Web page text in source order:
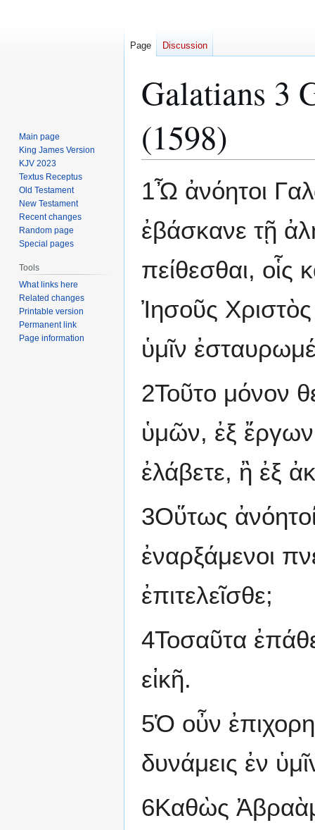
Galatians 3
(1598)
Jump
Jump
1Ὦ ἀνόητοι
ἐβάσκανε τῇ
πείθεσθαι, οἷς
Ἰησοῦς
ὑμῖν
2Τοῦτο μόνον
ὑμῶν, ἐξ
ἐλάβετε, ἢ ἐξ
3Οὕτως
ἐναρξάμενοι
ἐπιτελεῖσθε;
4Τοσαῦτα
εἰκῆ.
5Ὁ οὖν
δυνάμεις ἐν
6Καθὼς
Page Discussion
Main page
King James Version
KJV 2023
Textus Receptus
Old Testament
New Testament
Recent changes
Random page
Special pages
Tools
What links here
Related changes
Printable version
Permanent link
Page information